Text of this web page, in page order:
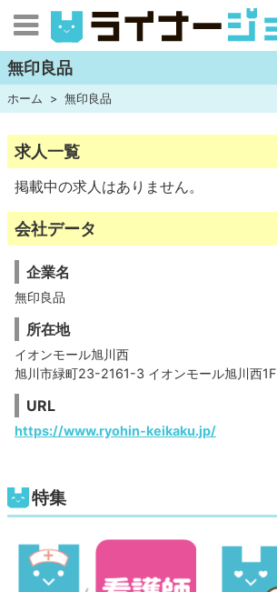
無印良品
ホーム 無印良品
求人一覧
掲載中の求人はありません。
会社データ
企業名
無印良品
所在地
イオンモール旭川西
旭川市緑町23-2161-3 イオンモール旭川西1F
URL
https://www.ryohin-keikaku.jp/
特集